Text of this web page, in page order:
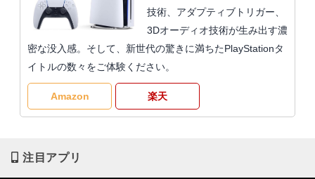
技術、アダプティブトリガー、
3Dオーディオ技術が生み出す濃
密な没入感。そして、新世代の驚きに満ちたPlayStationタ
イトルの数々をご体験ください。
Amazon 楽天
注目アプリ